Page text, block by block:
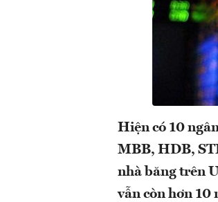
Hiện có 10
MBB, HDB,
nhà băng trên
vẫn còn hơn 10